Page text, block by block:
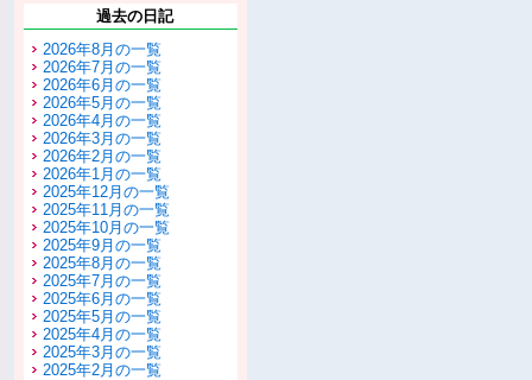
過去の日記
2026年8月の一覧
2026年7月の一覧
2026年6月の一覧
2026年5月の一覧
2026年4月の一覧
2026年3月の一覧
2026年2月の一覧
2026年1月の一覧
2025年12月の一覧
2025年11月の一覧
2025年10月の一覧
2025年9月の一覧
2025年8月の一覧
2025年7月の一覧
2025年6月の一覧
2025年5月の一覧
2025年4月の一覧
2025年3月の一覧
2025年2月の一覧